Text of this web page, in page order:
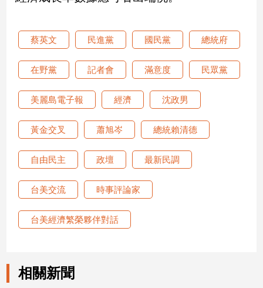
點
娛
樂
星
聞
行/
時
尚
追
星
活
蔡英文 民進黨 國民黨 總統府
在野黨 記者會 滿意度 民眾黨
美麗島電子報 經濟 沈政男
黃金交叉 蕭旭岑 總統賴清德
自由民主 政壇 最新民調
台美交流 時事評論家
台美經濟繁榮夥伴對話
相關新聞